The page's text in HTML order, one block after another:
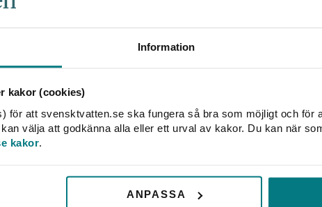
Information
kakor (cookies)
för att svensktvatten.se ska fungera så bra som möjligt och för
välja att godkänna alla eller ett urval av kakor. Du kan när
kakor.
ANPASSA
publikationer är uppdaterade och i den
i en remissrunda sker ofta en förankring
för att kvalitetssäkra
ny eller reviderad publikation.
förslaget till ny eller reviderad
Vattens kansli med en rad nya och
arrangeras vanligen även seminarier där förslag